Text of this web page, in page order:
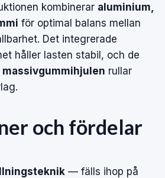
kombinerar aluminium,
för optimal balans mellan
Det integrerade
håller lasten stabil, och de
rullar
och fördelar
— fälls ihop på